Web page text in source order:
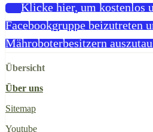
Klicke hier, um kostenlos
Facebookgruppe beizutreten
Mähroboterbesitzern
Übersicht
Über uns
Sitemap
Youtube